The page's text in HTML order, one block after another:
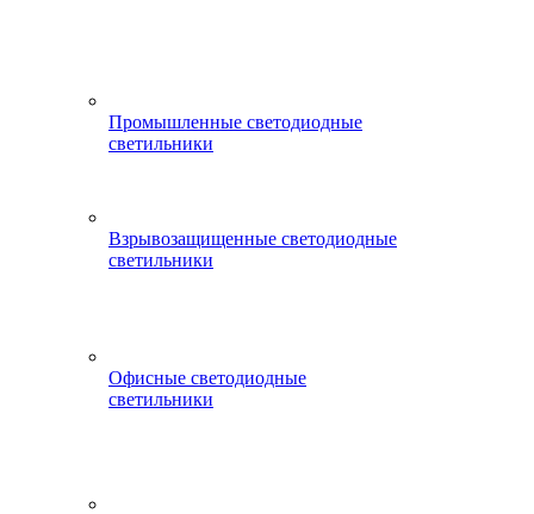
Промышленные светодиодные
светильники
Взрывозащищенные светодиодные
светильники
Офисные светодиодные
светильники